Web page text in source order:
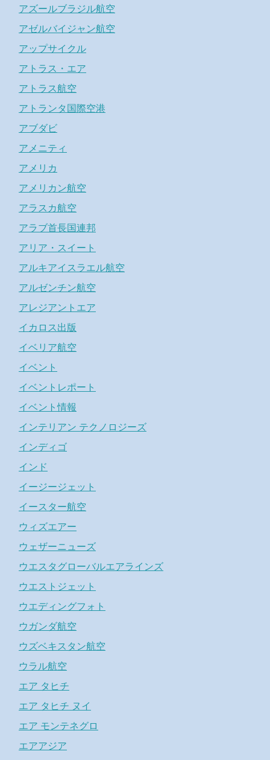
アズールブラジル航空
アゼルバイジャン航空
アップサイクル
アトラス・エア
アトラス航空
アトランタ国際空港
アブダビ
アメニティ
アメリカ
アメリカン航空
アラスカ航空
アラブ首長国連邦
アリア・スイート
アルキアイスラエル航空
アルゼンチン航空
アレジアントエア
イカロス出版
イベリア航空
イベント
イベントレポート
イベント情報
インテリアン テクノロジーズ
インディゴ
インド
イージージェット
イースター航空
ウィズエアー
ウェザーニューズ
ウエスタグローバルエアラインズ
ウエストジェット
ウエディングフォト
ウガンダ航空
ウズベキスタン航空
ウラル航空
エア タヒチ
エア タヒチ ヌイ
エア モンテネグロ
エアアジア